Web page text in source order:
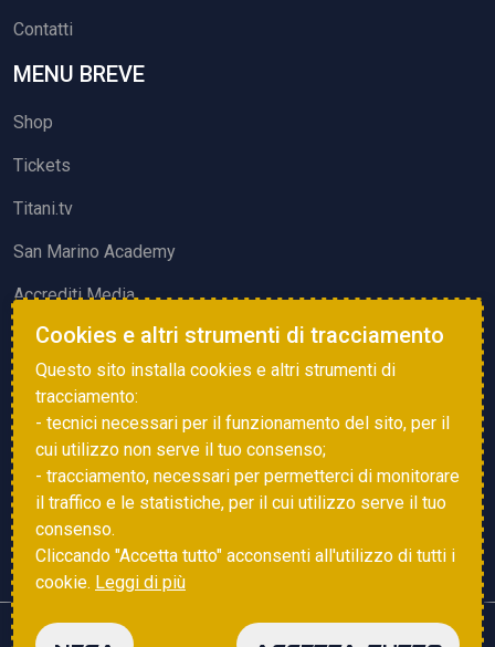
Contatti
MENU BREVE
Shop
Tickets
Titani.tv
San Marino Academy
Accrediti Media
ATTIVITÀ ED EVENTI
Squadre di Calcio
Associazione Sammarinese Arbitri
Vota gol e parata
Copyright © 2025 FSGC. Tutti i diritti riservati
Cookies e altri strumenti di tracciamento
Questo sito installa cookies e altri strumenti di
tracciamento:
- tecnici necessari per il funzionamento del sito, per il
cui utilizzo non serve il tuo consenso;
- tracciamento, necessari per permetterci di monitorare
il traffico e le statistiche, per il cui utilizzo serve il tuo
consenso.
Cliccando "Accetta tutto" acconsenti all'utilizzo di tutti i
cookie. Leggi di più
NEGA ACCETTA TUTTO